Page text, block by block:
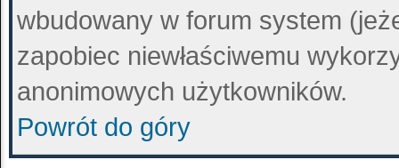
wbudowany w forum system
zapobiec niewłaściwemu
anonimowych użytkowników.
Powrót do góry